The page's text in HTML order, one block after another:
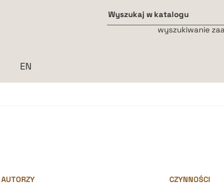
wyszukiwanie
AUTORZY CZYNNOŚCI